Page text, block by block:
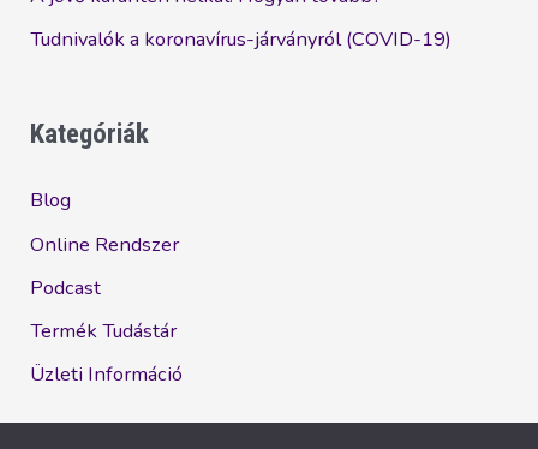
Tudnivalók a koronavírus-járványról (COVID-19)
Kategóriák
Blog
Online Rendszer
Podcast
Termék Tudástár
Üzleti Információ